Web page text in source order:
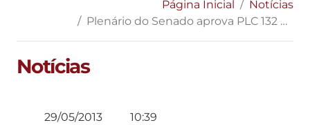
Página Inicial
Notícias
Plenário do Senado aprova PLC 132 que dispõe sobre a investigação criminal pelo Delegado de Polícia
Notícias
29/05/2013 10:39